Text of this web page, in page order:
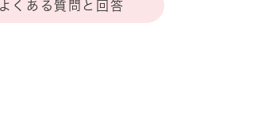
よくある質問と回答